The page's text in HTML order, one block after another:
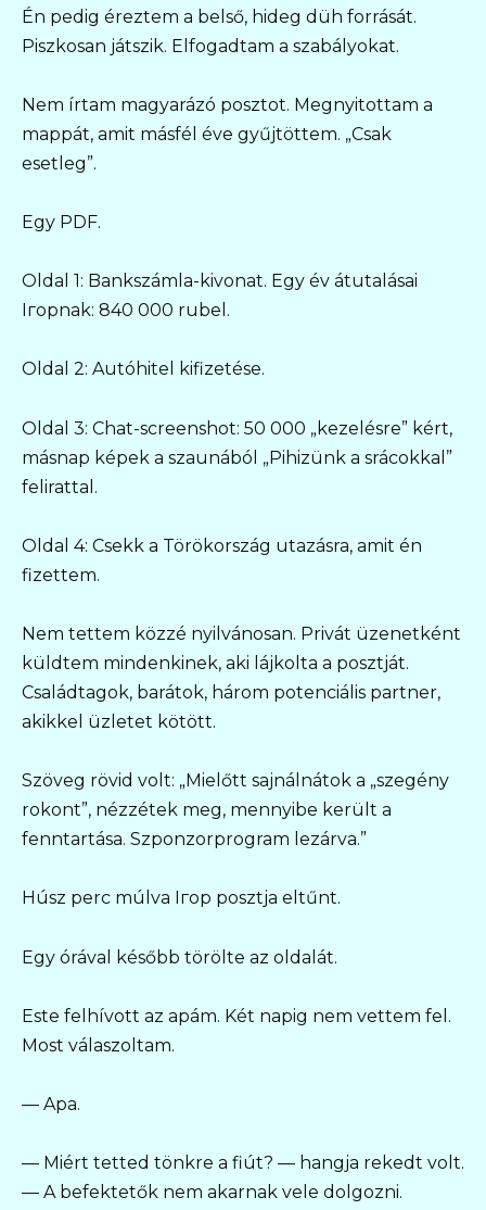
Én pedig éreztem a belső, hideg düh forrását.
Piszkosan játszik. Elfogadtam a szabályokat.
Nem írtam magyarázó posztot. Megnyitottam a
mappát, amit másfél éve gyűjtöttem. „Csak
esetleg”.
Egy PDF.
Oldal 1: Bankszámla-kivonat. Egy év átutalásai
Iгорnak: 840 000 rubel.
Oldal 2: Autóhitel kifizetése.
Oldal 3: Chat-screenshot: 50 000 „kezelésre” kért,
másnap képek a szaunából „Pihizünk a srácokkal”
felirattal.
Oldal 4: Csekk a Törökország utazásra, amit én
fizettem.
Nem tettem közzé nyilvánosan. Privát üzenetként
küldtem mindenkinek, aki lájkolta a posztját.
Családtagok, barátok, három potenciális partner,
akikkel üzletet kötött.
Szöveg rövid volt: „Mielőtt sajnálnátok a „szegény
rokont”, nézzétek meg, mennyibe került a
fenntartása. Szponzorprogram lezárva.”
Húsz perc múlva Iгор posztja eltűnt.
Egy órával később törölte az oldalát.
Este felhívott az apám. Két napig nem vettem fel.
Most válaszoltam.
— Apa.
— Miért tetted tönkre a fiút? — hangja rekedt volt.
— A befektetők nem akarnak vele dolgozni.